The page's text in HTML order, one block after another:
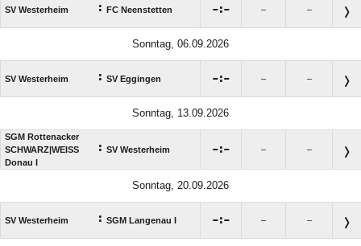
SV Westerheim : FC Neenstetten : – –
Sonntag, 06.09.2026
SV Westerheim : SV Eggingen : – –
Sonntag, 13.09.2026
SGM Rottenacker
SCHWARZ|WEISS
Donau I
: SV Westerheim : – –
Sonntag, 20.09.2026
SV Westerheim : SGM Langenau I : – –